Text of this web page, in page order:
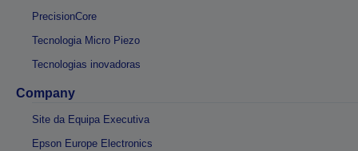
PrecisionCore
Tecnologia Micro Piezo
Tecnologias inovadoras
Company
Site da Equipa Executiva
Epson Europe Electronics